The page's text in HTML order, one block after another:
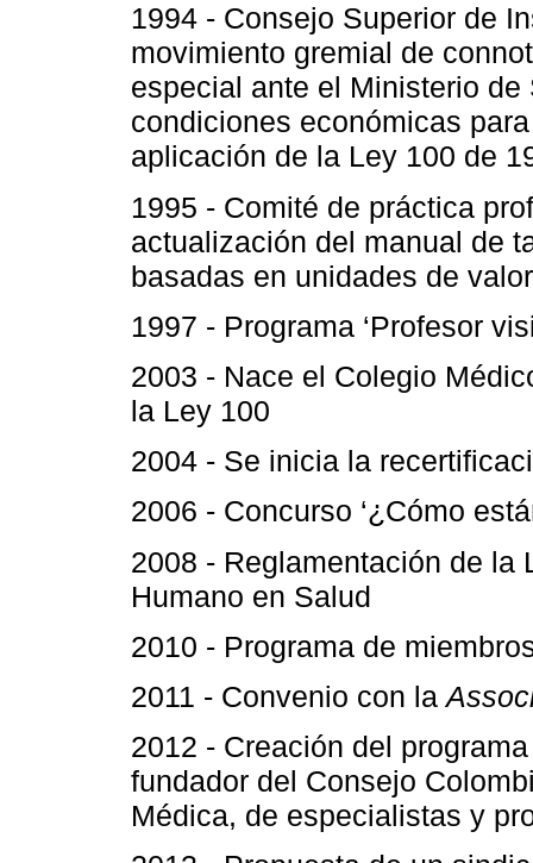
1994 - Consejo Superior de
movimiento gremial de
especial ante el Ministerio
condiciones económicas
aplicación de la Ley 100 de
1995 - Comité de práctica
actualización del manual de
basadas en unidades de
1997 - Programa ‘Profesor
2003 - Nace el Colegio
la Ley 100
2004 - Se inicia la
2006 - Concurso ‘¿Cómo
2008 - Reglamentación de la
Humano en Salud
2010 - Programa de
2011 - Convenio con la
2012 - Creación del
fundador del Consejo
Médica, de especialistas y